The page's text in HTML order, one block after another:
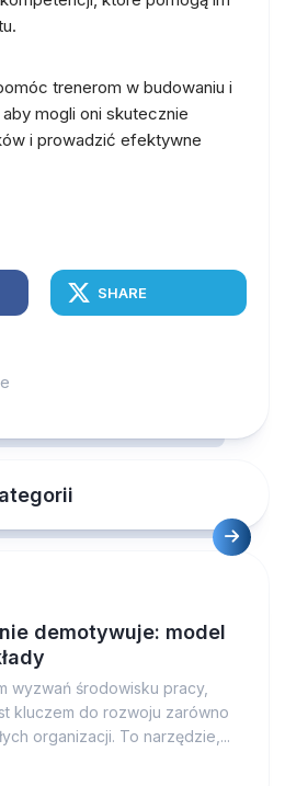
trenerom w budowaniu i
mogli oni skutecznie
i prowadzić efektywne
SHARE
demotywuje: model
wyzwań środowisku pracy,
kluczem do rozwoju zarówno
organizacji. To narzędzie,...